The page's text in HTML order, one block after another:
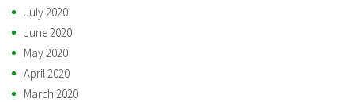
July 2020
June 2020
May 2020
April 2020
March 2020